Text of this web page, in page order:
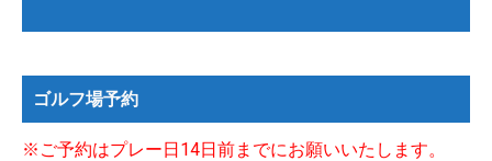
ゴルフ場予約
※ご予約はプレー日14日前までにお願いいたします。